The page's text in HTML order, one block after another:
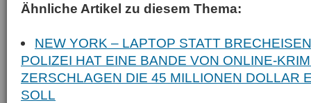
Ähnliche Artikel zu diesem Thema:
NEW YORK – LAPTOP STATT
POLIZEI HAT EINE BANDE VON ONLINE-
ZERSCHLAGEN DIE 45 MILLIONEN DOLLAR
SOLL